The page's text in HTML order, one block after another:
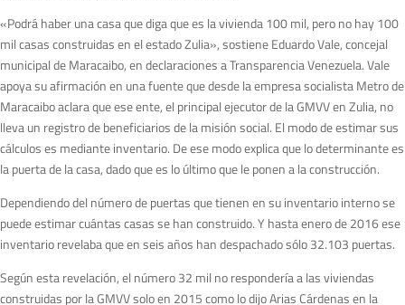
«Podrá haber una casa que diga que es la vivienda 100 mil, pero no hay 100
mil casas construidas en el estado Zulia», sostiene Eduardo Vale, concejal
municipal de Maracaibo, en declaraciones a Transparencia Venezuela. Vale
apoya su afirmación en una fuente que desde la empresa socialista Metro de
Maracaibo aclara que ese ente, el principal ejecutor de la GMVV en Zulia, no
lleva un registro de beneficiarios de la misión social. El modo de estimar sus
cálculos es mediante inventario. De ese modo explica que lo determinante es
la puerta de la casa, dado que es lo último que le ponen a la construcción.
Dependiendo del número de puertas que tienen en su inventario interno se
puede estimar cuántas casas se han construido. Y hasta enero de 2016 ese
inventario revelaba que en seis años han despachado sólo 32.103 puertas.
Según esta revelación, el número 32 mil no respondería a las viviendas
construidas por la GMVV solo en 2015 como lo dijo Arias Cárdenas en la